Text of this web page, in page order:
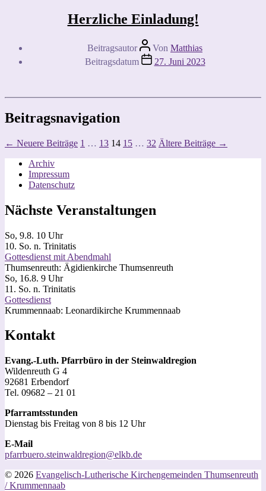
Herzliche Einladung!
Beitragsautor Von Matthias
Beitragsdatum
27. Juni 2023
Beitragsnavigation
← Neuere Beiträge 1 … 13 14 15 … 32 Ältere Beiträge →
Archiv
Impressum
Datenschutz
Nächste Veranstaltungen
So, 9.8. 10 Uhr
10. So. n. Trinitatis
Gottesdienst mit Abendmahl
Thumsenreuth: Ägidienkirche Thumsenreuth
So, 16.8. 9 Uhr
11. So. n. Trinitatis
Gottesdienst
Krummennaab: Leonardikirche Krummennaab
Kontakt
Evang.-Luth. Pfarrbüro in der Steinwaldregion
Wildenreuth G 4
92681 Erbendorf
Tel. 09682 – 21 01
Pfarramtsstunden
Dienstag bis Freitag von 8 bis 12 Uhr
E-Mail
pfarrbuero.steinwaldregion@elkb.de
© 2026 Evangelisch-Lutherische Kirchengemeinden Thumsenreuth
/ Krummennaab